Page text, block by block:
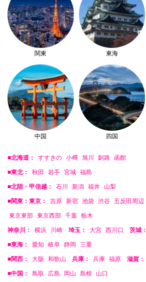
関東 東海
中国 四国
■北海道： すすきの 小樽 旭川 釧路 函館
■東北： 秋田 岩手 宮城 福島
■北陸・甲信越： 石川 新潟 福井 山梨
■関東：東京： 吉原 新宿 池袋 渋谷 五反田周辺
東京東部 東京西部 千葉 栃木
神奈川： 横浜 川崎 埼玉： 大宮 西川口 茨城：
■東海： 愛知 岐阜 静岡 三重
■関西： 大阪 和歌山 兵庫： 兵庫 福原 滋賀：
■中国： 鳥取 広島 岡山 島根 山口